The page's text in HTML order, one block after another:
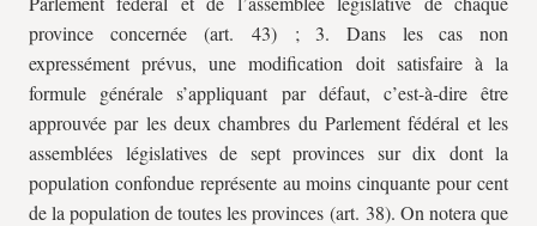
province concernée (art. 43) ; 3. Dans les cas non
expressément prévus, une modification doit satisfaire à la
formule générale s’appliquant par défaut, c’est-à-dire être
approuvée par les deux chambres du Parlement fédéral et les
assemblées législatives de sept provinces sur dix dont la
population confondue représente au moins cinquante pour cent
de la population de toutes les provinces (art. 38). On notera que